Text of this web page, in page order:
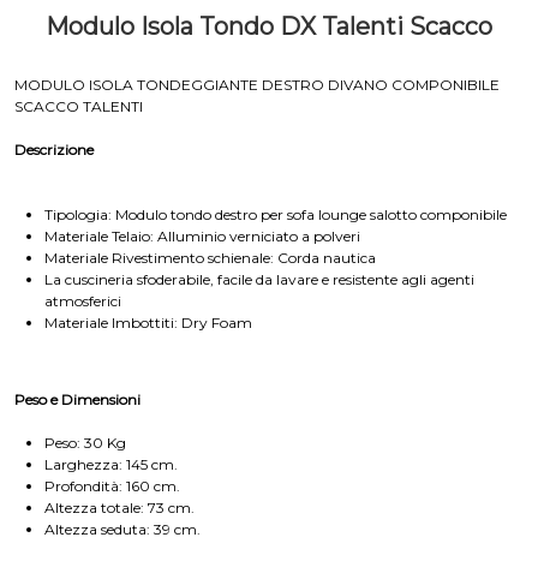
Modulo Isola Tondo DX Talenti Scacco
MODULO ISOLA TONDEGGIANTE DESTRO DIVANO COMPONIBILE
SCACCO TALENTI
Descrizione
Tipologia: Modulo tondo destro per sofa lounge salotto componibile
Materiale Telaio: Alluminio verniciato a polveri
Materiale Rivestimento schienale: Corda nautica
La cuscineria sfoderabile, facile da lavare e resistente agli agenti
atmosferici
Materiale Imbottiti: Dry Foam
Peso e Dimensioni
Peso: 30 Kg
Larghezza: 145 cm.
Profondità: 160 cm.
Altezza totale: 73 cm.
Altezza seduta: 39 cm.